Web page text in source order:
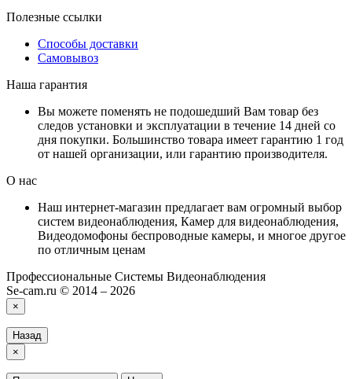
Полезные ссылки
Способы доставки
Самовывоз
Наша гарантия
Вы можете поменять не подошедший Вам товар без
следов установки и эксплуатации в течение 14 дней со
дня покупки. Большинство товара имеет гарантию 1 год
от нашей организации, или гарантию производителя.
О нас
Наш интернет-магазин предлагает вам огромный выбор
систем видеонаблюдения, Камер для видеонаблюдения,
Видеодомофоны беспроводные камеры, и многое другое
по отличным ценам
Профессиональные Системы Видеонаблюдения
Se-cam.ru © 2014 – 2026
×
Назад
×